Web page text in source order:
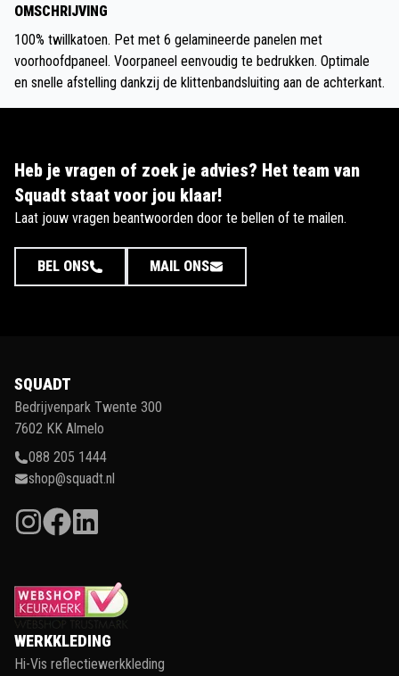
OMSCHRIJVING
100% twillkatoen. Pet met 6 gelamineerde panelen met
voorhoofdpaneel. Voorpaneel eenvoudig te bedrukken. Optimale
en snelle afstelling dankzij de klittenbandsluiting aan de achterkant.
Heb je vragen of zoek je advies? Het team van
Squadt staat voor jou klaar!
Laat jouw vragen beantwoorden door te bellen of te mailen.
BEL ONS MAIL ONS
SQUADT
Bedrijvenpark Twente 300
7602 KK Almelo
088 205 1444
shop@squadt.nl
WERKKLEDING
Hi-Vis reflectiewerkkleding